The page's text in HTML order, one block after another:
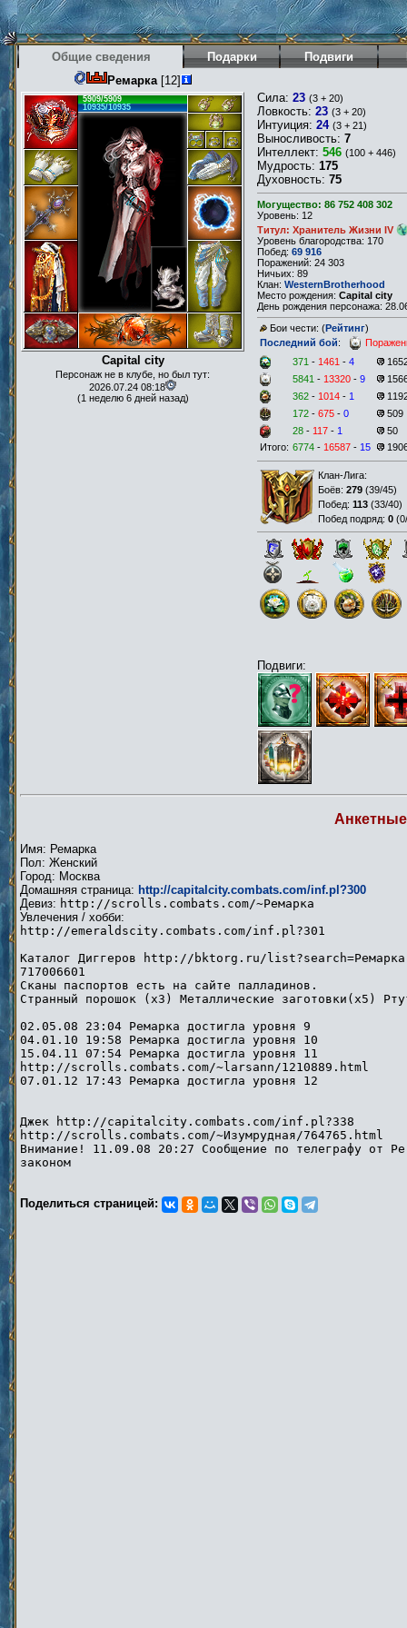
Общие сведения Подарки Подвиги
Ремарка[12]
5909/5909
10935/10935
Capital city
Персонаж не в клубе, но был тут:
2026.07.24 08:18
(1 неделю 6 дней назад)
Сила: 23 (3 + 20)
Ловкость: 23 (3 + 20)
Интуиция: 24 (3 + 21)
Выносливость: 7
Интеллект: 546 (100 + 446)
Мудрость: 175
Духовность: 75
Могущество: 86 752 408 302
Уровень: 12
Титул: Хранитель Жизни IV
Уровень благородства: 170
Побед: 69 916
Поражений: 24 303
Ничьих: 89
Клан: WesternBrotherhood
Место рождения: Capital city
День рождения персонажа:
Бои чести: (Рейтинг)
Последний бой:
371 - 1461 - 4
5841 - 13320 - 9
362 - 1014 - 1
172 - 675 - 0
509
28 - 117 - 1
50
Итого: 6774 - 16587 - 15
Клан-Лига:
Боёв: 279 (39/45)
Побед: 113 (33/40)
Побед подряд: 0 (
Подвиги:
Имя: Ремарка
Пол: Женский
Город: Москва
Домашняя страница: http://capitalcity.combats.com/inf.pl?300
Девиз: http://scrolls.combats.com/~Ремарка
Увлечения / хобби:
http://emeraldscity.combats.com/inf.pl?301
Каталог Диггеров http://bktorg.ru/list?search=Ремарка
717006601
Сканы паспортов есть на сайте палладинов.
Странный порошок (x3) Металлические заготовки(x5)
02.05.08 23:04 Ремарка достигла уровня 9
04.01.10 19:58 Ремарка достигла уровня 10
15.04.11 07:54 Ремарка достигла уровня 11
http://scrolls.combats.com/~larsann/1210889.html
07.01.12 17:43 Ремарка достигла уровня 12
Джек http://capitalcity.combats.com/inf.pl?338
http://scrolls.combats.com/~Изумрудная/764765.html
Внимание! 11.09.08 20:27 Сообщение по телеграфу от
законом
Поделиться страницей: